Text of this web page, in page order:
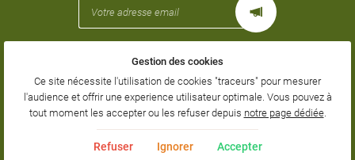
Mentions Légales
Conditions générales d'utilisation
Politique de confidentialité
Gestion des cookies
Gestion des cookies
Ce site nécessite l'utilisation de cookies "traceurs" pour mesurer
l'audience et offrir une experience utilisateur optimale. Vous pouvez à
tout moment les accepter ou les refuser depuis notre page dédiée.
Refuser Ignorer Accepter